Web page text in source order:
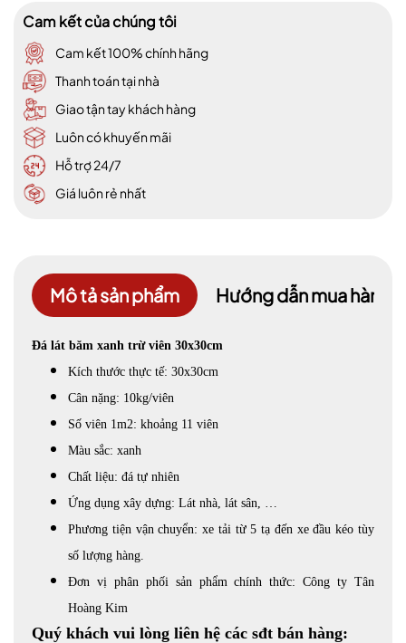
Cam kết của chúng tôi
Cam kết 100% chính hãng
Thanh toán tại nhà
Giao tận tay khách hàng
Luôn có khuyến mãi
Hỗ trợ 24/7
Giá luôn rẻ nhất
Mô tả sản phẩm Hướng dẫn mua hàng
Đá lát băm xanh trừ viên 30x30cm
Kích thước thực tế: 30x30cm
Cân nặng: 10kg/viên
Số viên 1m2: khoảng 11 viên
Màu sắc: xanh
Chất liệu: đá tự nhiên
Ứng dụng xây dựng: Lát nhà, lát sân, …
Phương tiện vận chuyển: xe tải từ 5 tạ đến xe đầu kéo tùy
số lượng hàng.
Đơn vị phân phối sản phẩm chính thức: Công ty Tân
Hoàng Kim
Quý khách vui lòng liên hệ các sđt bán hàng: